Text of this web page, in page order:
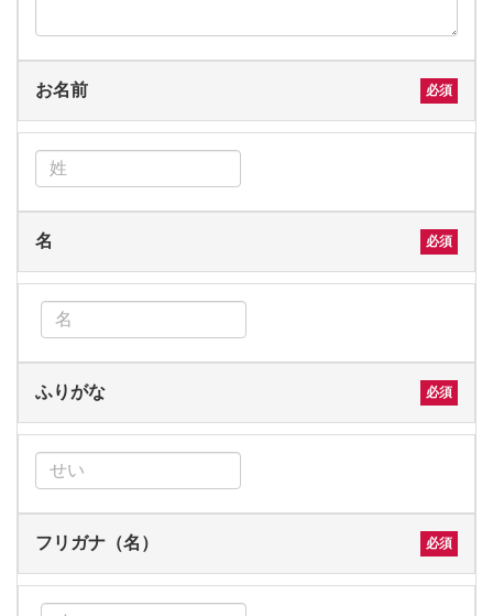
お名前
名
ふりがな
フリガナ（名）